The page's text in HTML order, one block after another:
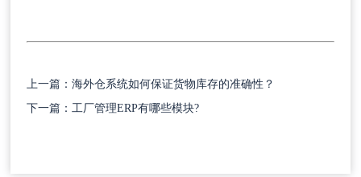
上一篇：海外仓系统如何保证货物库存的准确性？
下一篇：工厂管理ERP有哪些模块?